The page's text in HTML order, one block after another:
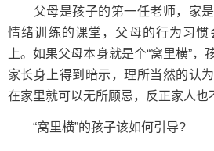
父母是孩子的第一任老师，家是
情绪训练的课堂，父母的行为习惯
上。如果父母本身就是个“窝里横”
家长身上得到暗示，理所当然的认
在家里就可以无所顾忌，反正家人也
“窝里横”的孩子该如何引导?